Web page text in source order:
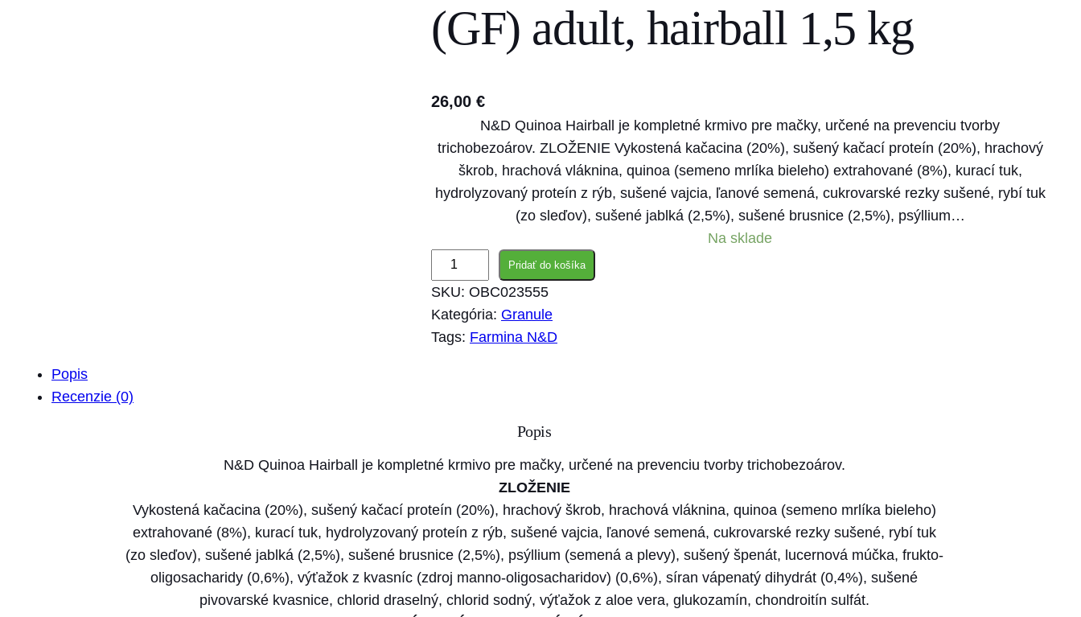
r
(GF) adult, hairball 1,5 kg
26,00 €
N&D Quinoa Hairball je kompletné krmivo pre mačky, určené na prevenciu tvorby
trichobezoárov. ZLOŽENIE Vykostená kačacina (20%), sušený kačací proteín (20%), hrachový
škrob, hrachová vláknina, quinoa (semeno mrlíka bieleho) extrahované (8%), kurací tuk,
hydrolyzovaný proteín z rýb, sušené vajcia, ľanové semená, cukrovarské rezky sušené, rybí tuk
(zo sleďov), sušené jablká (2,5%), sušené brusnice (2,5%), psýllium…
Na sklade
n
a
m
i
n
a
N
Pridať do košíka
SKU: OBC023555
Kategória: Granule
Tags: Farmina N&D
Popis
Recenzie (0)
Popis
N&D Quinoa Hairball je kompletné krmivo pre mačky, určené na prevenciu tvorby trichobezoárov.
ZLOŽENIE
Vykostená kačacina (20%), sušený kačací proteín (20%), hrachový škrob, hrachová vláknina, quinoa (semeno mrlíka bieleho)
extrahované (8%), kurací tuk, hydrolyzovaný proteín z rýb, sušené vajcia, ľanové semená, cukrovarské rezky sušené, rybí tuk
(zo sleďov), sušené jablká (2,5%), sušené brusnice (2,5%), psýllium (semená a plevy), sušený špenát, lucernová múčka, frukto-
oligosacharidy (0,6%), výťažok z kvasníc (zdroj manno-oligosacharidov) (0,6%), síran vápenatý dihydrát (0,4%), sušené
pivovarské kvasnice, chlorid draselný, chlorid sodný, výťažok z aloe vera, glukozamín, chondroitín sulfát.